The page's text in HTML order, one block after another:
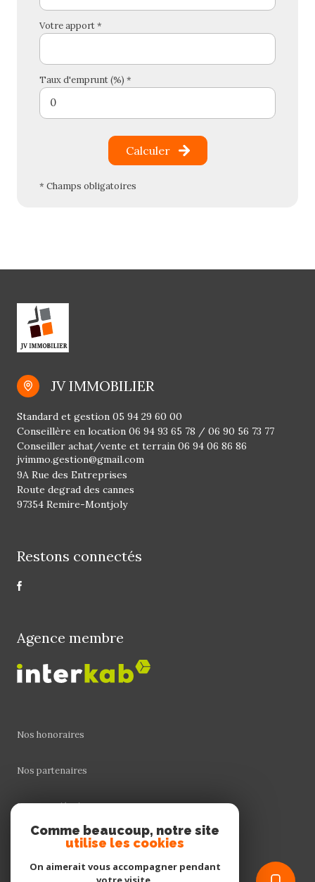
Votre apport *
Taux d'emprunt (%) *
Calculer
* Champs obligatoires
JV IMMOBILIER
jvimmo.gestion@gmail.com
Standard et gestion 05 94 29 60 00
Conseillère en location 06 94 93 65 78 / 06 90 56 73 77
Conseiller achat/vente et terrain 06 94 06 86 86
9A Rue des Entreprises
Route degrad des cannes
97354 Remire-Montjoly
Restons connectés
Agence membre
Nos honoraires
Nos partenaires
Mentions légales
Comme beaucoup, notre site
utilise les cookies
On aimerait vous accompagner pendant